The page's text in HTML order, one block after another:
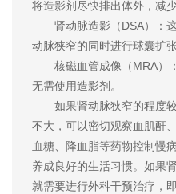
将造影剂尽快排出体外，减
肾动脉造影（DSA）：这
动脉狭窄的同时进行球囊扩
核磁血管成像（MRA）：
无需使用造影剂。
如果肾动脉狭窄的程度较
不大，可以密切观察血肌酐
血糖、降血脂等药物控制慢
养成良好的生活习惯。如果
就需要进行外科干预治疗，